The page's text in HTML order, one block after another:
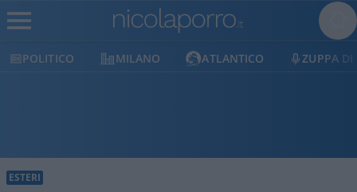
POLITICO MILANO ATLANTICO ZUPPA DI
ESTERI